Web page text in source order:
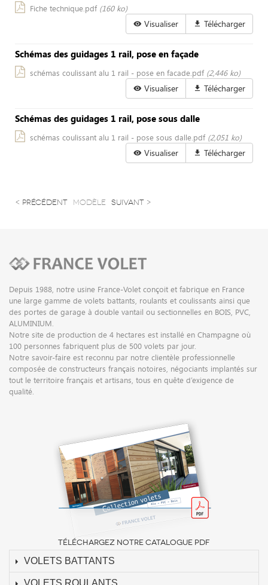
Fiche technique.pdf (160 ko)
Visualiser Télécharger
Schémas des guidages 1 rail, pose en façade
schémas coulissant alu 1 rail - pose en facade.pdf (2,446 ko)
Visualiser Télécharger
Schémas des guidages 1 rail, pose sous dalle
schémas coulissant alu 1 rail - pose sous dalle.pdf (2,051 ko)
Visualiser Télécharger
< précédent modèle suivant >
Depuis 1988, notre usine France-Volet conçoit et fabrique en France
une large gamme de volets battants, roulants et coulissants ainsi que
des portes de garage à double vantail ou sectionnelles en BOIS, PVC,
ALUMINIUM.
Notre site de production de 4 hectares est installé en Champagne où
100 personnes fabriquent plus de 500 volets par jour.
Notre savoir-faire est reconnu par notre clientèle professionnelle
composée de constructeurs français notoires, négociants implantés sur
tout le territoire français et artisans, tous en quête d’exigence de
qualité.
TÉLÉCHARGEZ NOTRE CATALOGUE PDF
VOLETS BATTANTS
VOLETS ROULANTS